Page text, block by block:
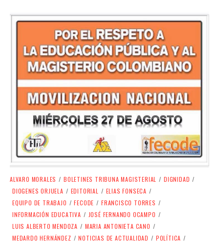
ALVARO MORALES / BOLETINES TRIBUNA MAGISTERIAL / DIGNIDAD /
DIOGENES ORJUELA / EDITORIAL / ELIAS FONSECA /
EQUIPO DE TRABAJO / FECODE / FRANCISCO TORRES /
INFORMACIÓN EDUCATIVA / JOSÉ FERNANDO OCAMPO /
LUIS ALBERTO MENDOZA / MARIA ANTONIETA CANO /
MEDARDO HERNÁNDEZ / NOTICIAS DE ACTUALIDAD / POLÍTICA /